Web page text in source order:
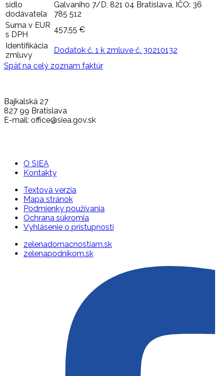
sídlo
dodávateľa
Galvaniho 7/D, 821 04 Bratislava, IČO: 36
785 512
Suma v EUR
s DPH
457,55 €
Identifikácia
zmluvy
Dodatok č. 1 k zmluve č. 30210132
Späť na celý zoznam faktúr
Bajkalská 27
827 99 Bratislava
E-mail: office@siea.gov.sk
O SIEA
Kontakty
Textová verzia
Mapa stránok
Podmienky používania
Ochrana súkromia
Vyhlásenie o prístupnosti
zelenadomacnostiam.sk
zelenapodnikom.sk